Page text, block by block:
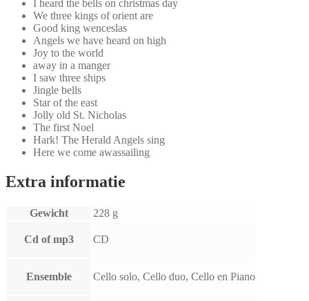
I heard the bells on christmas day
We three kings of orient are
Good king wenceslas
Angels we have heard on high
Joy to the world
away in a manger
I saw three ships
Jingle bells
Star of the east
Jolly old St. Nicholas
The first Noel
Hark! The Herald Angels sing
Here we come awassailing
Extra informatie
Gewicht 228 g
Cd of mp3 CD
Ensemble Cello solo, Cello duo, Cello en Piano